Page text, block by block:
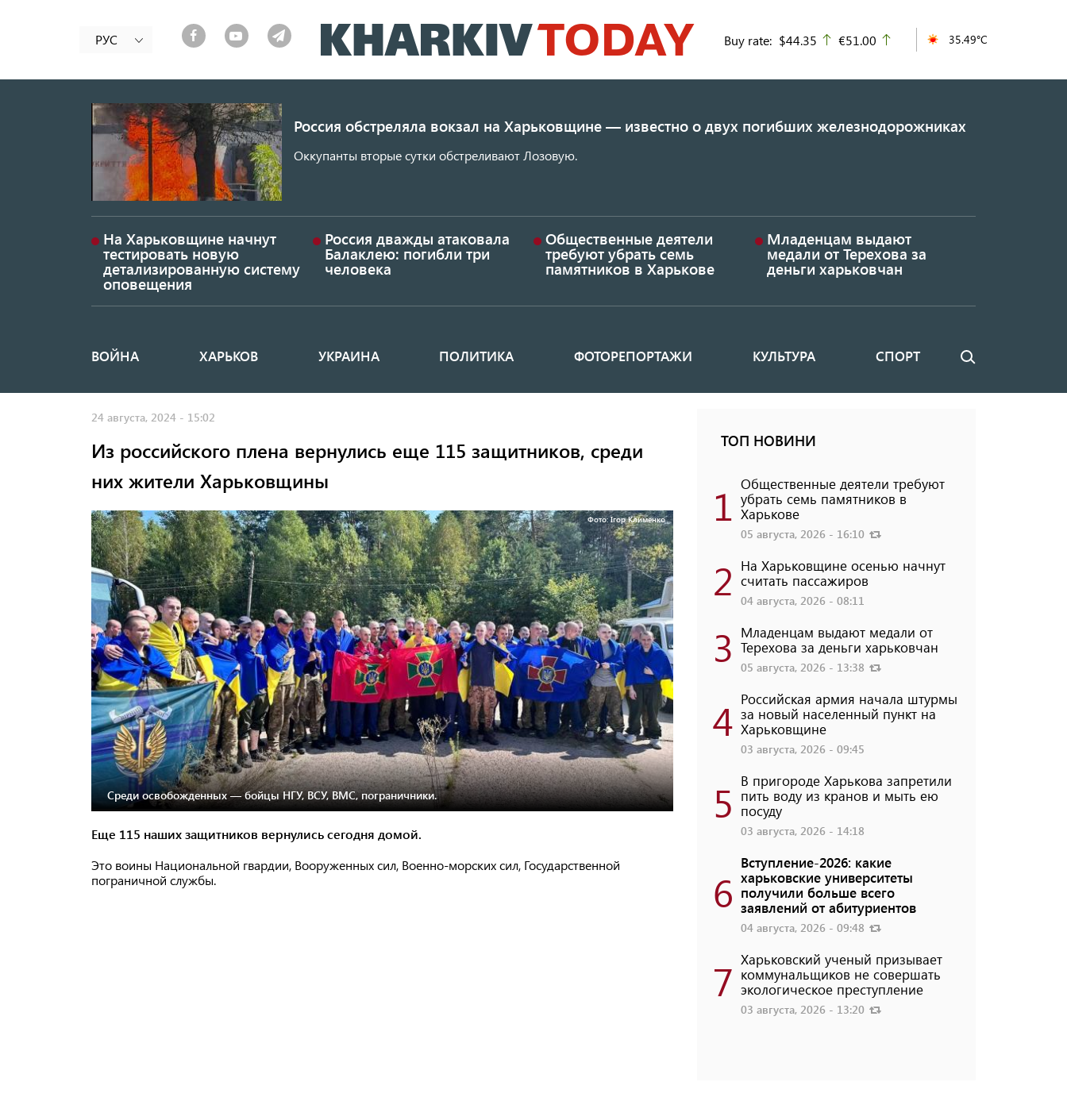
к
основному
РУС Buy rate: $44.35 up
€51.00 35.49°C
Россия обстреляла вокзал на Харьковщине — известно о двух погибших железнодорожниках
Оккупанты вторые сутки обстреливают Лозовую.
На Харьковщине начнут
тестировать новую
детализированную систему
оповещения
Россия дважды атаковала
Балаклею: погибли три
человека
Общественные деятели
требуют убрать семь
памятников в Харькове
Младенцам выдают
медали от Терехова за
деньги харьковчан
Основная
ВОЙНА ХАРЬКОВ УКРАИНА ПОЛИТИКА ФОТОРЕПОРТАЖИ КУЛЬТУРА СПОРТ Поиск
24 августа, 2024 - 15:02
Из российского плена вернулись еще 115 защитников, среди
них жители Харьковщины
Фото: Ігор Клименко
Среди освобожденных — бойцы НГУ, ВСУ, ВМС, пограничники.
Еще 115 наших защитников вернулись сегодня домой.
Это воины Национальной гвардии, Вооруженных сил, Военно-морских сил, Государственной
пограничной службы.
ТОП НОВИНИ
1 Общественные деятели требуют
убрать семь памятников в
Харькове
05 августа, 2026 - 16:10
2 На Харьковщине осенью начнут
считать пассажиров
04 августа, 2026 - 08:11
3 Младенцам выдают медали от
Терехова за деньги харьковчан
05 августа, 2026 - 13:38
4 Российская армия начала штурмы
за новый населенный пункт на
Харьковщине
03 августа, 2026 - 09:45
5 В пригороде Харькова запретили
пить воду из кранов и мыть ею
посуду
03 августа, 2026 - 14:18
6
Вступление-2026: какие
харьковские университеты
получили больше всего
заявлений от абитуриентов
04 августа, 2026 - 09:48
7 Харьковский ученый призывает
коммунальщиков не совершать
экологическое преступление
03 августа, 2026 - 13:20